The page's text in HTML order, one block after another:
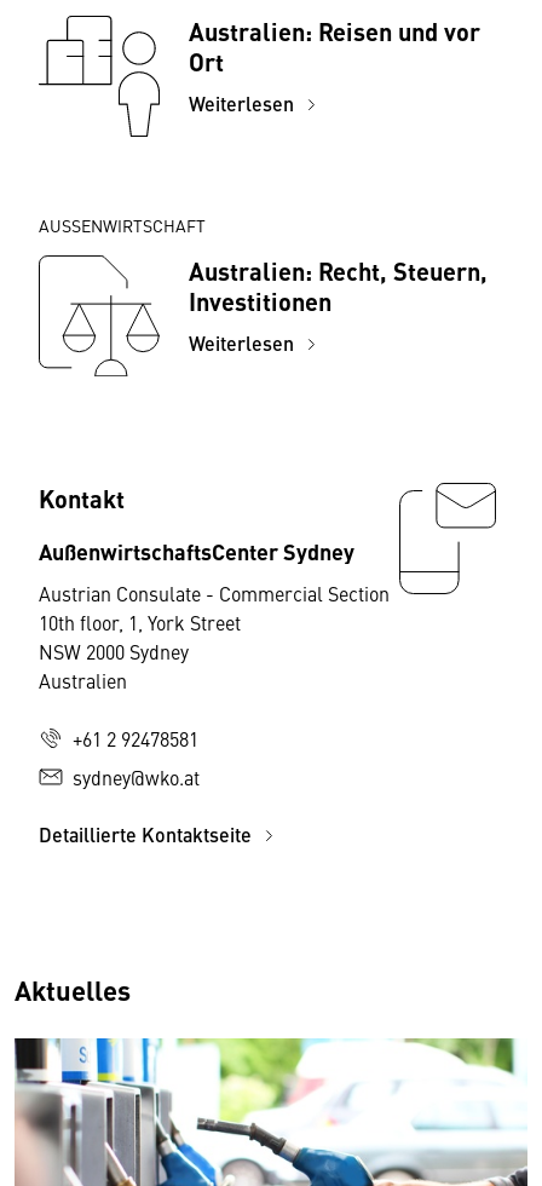
Australien: Reisen und vor
Ort
Weiterlesen
AUSSENWIRTSCHAFT
Australien: Recht, Steuern,
Investitionen
Weiterlesen
Kontakt
AußenwirtschaftsCenter Sydney
Austrian Consulate - Commercial Section
10th floor, 1, York Street
NSW 2000 Sydney
Australien
+61 2 92478581
sydney@wko.at
Detaillierte Kontaktseite
Aktuelles